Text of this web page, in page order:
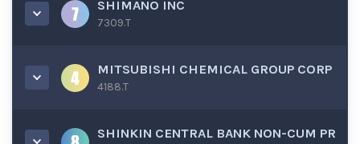
SHIMANO INC
7309.T
MITSUBISHI CHEMICAL GROUP CORP
4188.T
SHINKIN CENTRAL BANK NON-CUM PR